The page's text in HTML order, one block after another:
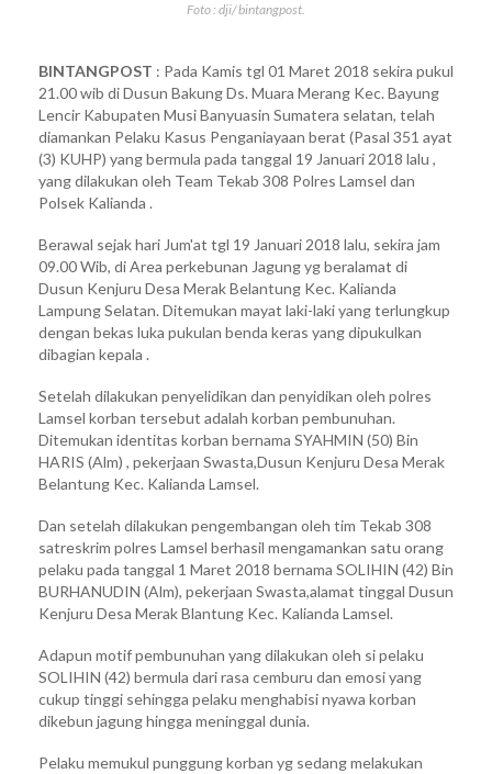
Foto : dji/ bintangpost.
BINTANGPOST : Pada Kamis tgl 01 Maret 2018 sekira pukul
21.00 wib di Dusun Bakung Ds. Muara Merang Kec. Bayung
Lencir Kabupaten Musi Banyuasin Sumatera selatan, telah
diamankan Pelaku Kasus Penganiayaan berat (Pasal 351 ayat
(3) KUHP) yang bermula pada tanggal 19 Januari 2018 lalu ,
yang dilakukan oleh Team Tekab 308 Polres Lamsel dan
Polsek Kalianda .
Berawal sejak hari Jum'at tgl 19 Januari 2018 lalu, sekira jam
09.00 Wib, di Area perkebunan Jagung yg beralamat di
Dusun Kenjuru Desa Merak Belantung Kec. Kalianda
Lampung Selatan. Ditemukan mayat laki-laki yang terlungkup
dengan bekas luka pukulan benda keras yang dipukulkan
dibagian kepala .
Setelah dilakukan penyelidikan dan penyidikan oleh polres
Lamsel korban tersebut adalah korban pembunuhan.
Ditemukan identitas korban bernama SYAHMIN (50) Bin
HARIS (Alm) , pekerjaan Swasta,Dusun Kenjuru Desa Merak
Belantung Kec. Kalianda Lamsel.
Dan setelah dilakukan pengembangan oleh tim Tekab 308
satreskrim polres Lamsel berhasil mengamankan satu orang
pelaku pada tanggal 1 Maret 2018 bernama SOLIHIN (42) Bin
BURHANUDIN (Alm), pekerjaan Swasta,alamat tinggal Dusun
Kenjuru Desa Merak Blantung Kec. Kalianda Lamsel.
Adapun motif pembunuhan yang dilakukan oleh si pelaku
SOLIHIN (42) bermula dari rasa cemburu dan emosi yang
cukup tinggi sehingga pelaku menghabisi nyawa korban
dikebun jagung hingga meninggal dunia.
Pelaku memukul punggung korban yg sedang melakukan